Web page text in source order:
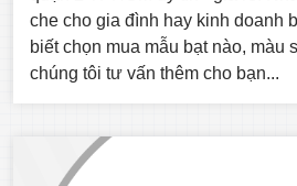
che cho gia đình hay kinh doanh
biết chọn mua mẫu bạt nào, màu
chúng tôi tư vấn thêm cho bạn...